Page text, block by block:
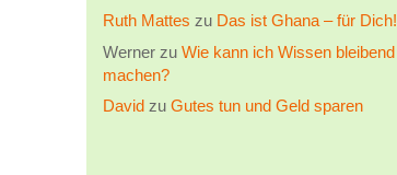
Ruth Mattes zu Das ist Ghana – für Dich!
Wernerzu Wie kann ich Wissen bleibend
machen?
Davidzu Gutes tun und Geld sparen